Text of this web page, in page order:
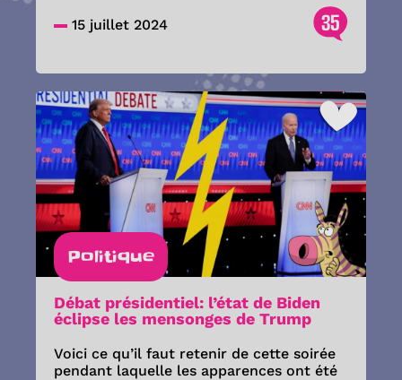
15 juillet 2024 35
Politique
Débat présidentiel: l’état de Biden
éclipse les mensonges de Trump
Voici ce qu’il faut retenir de cette soirée
pendant laquelle les apparences ont été